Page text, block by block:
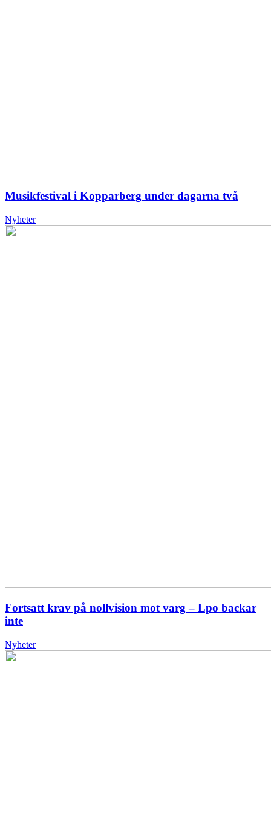
Musikfestival i Kopparberg under dagarna två
Nyheter
Fortsatt krav på nollvision mot varg – Lpo backar
inte
Nyheter